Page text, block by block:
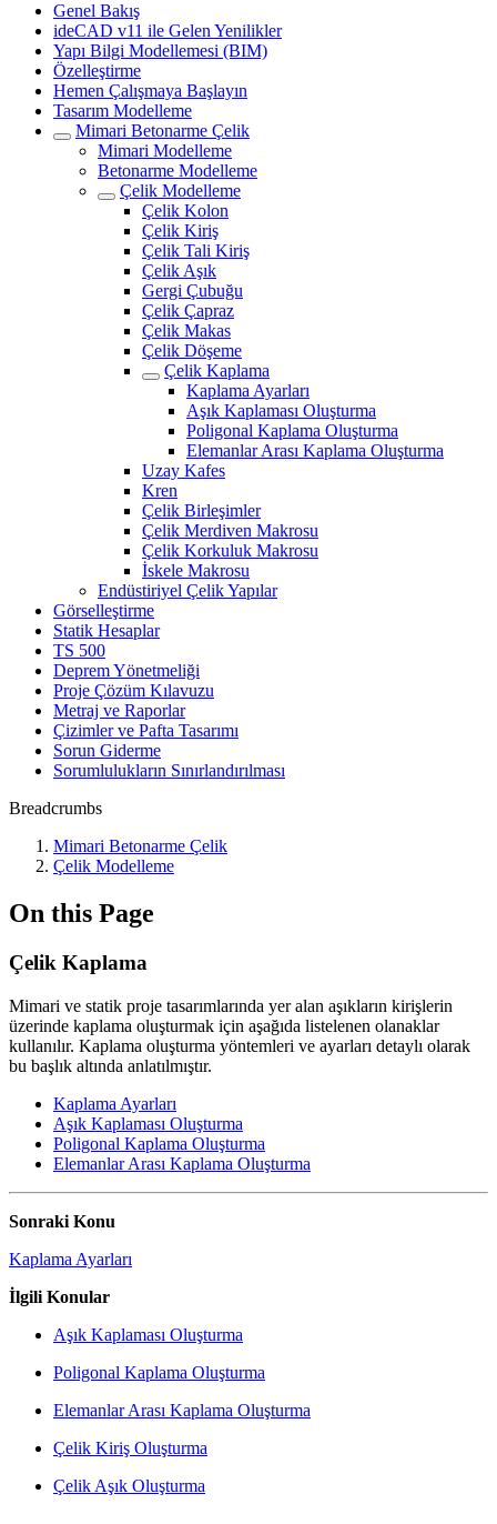
Genel Bakış
ideCAD v11 ile Gelen Yenilikler
Yapı Bilgi Modellemesi (BIM)
Özelleştirme
Hemen Çalışmaya Başlayın
Tasarım Modelleme
Mimari Betonarme Çelik
Mimari Modelleme
Betonarme Modelleme
Çelik Modelleme
Çelik Kolon
Çelik Kiriş
Çelik Tali Kiriş
Çelik Aşık
Gergi Çubuğu
Çelik Çapraz
Çelik Makas
Çelik Döşeme
Çelik Kaplama
Kaplama Ayarları
Aşık Kaplaması Oluşturma
Poligonal Kaplama Oluşturma
Elemanlar Arası Kaplama Oluşturma
Uzay Kafes
Kren
Çelik Birleşimler
Çelik Merdiven Makrosu
Çelik Korkuluk Makrosu
İskele Makrosu
Endüstiriyel Çelik Yapılar
Görselleştirme
Statik Hesaplar
TS 500
Deprem Yönetmeliği
Proje Çözüm Kılavuzu
Metraj ve Raporlar
Çizimler ve Pafta Tasarımı
Sorun Giderme
Sorumlulukların Sınırlandırılması
Breadcrumbs
Mimari Betonarme Çelik
Çelik Modelleme
On this Page
Çelik Kaplama
Mimari ve statik proje tasarımlarında yer alan aşıkların kirişlerin
üzerinde kaplama oluşturmak için aşağıda listelenen olanaklar
kullanılır. Kaplama oluşturma yöntemleri ve ayarları detaylı olarak
bu başlık altında anlatılmıştır.
Kaplama Ayarları
Aşık Kaplaması Oluşturma
Poligonal Kaplama Oluşturma
Elemanlar Arası Kaplama Oluşturma
Sonraki Konu
Kaplama Ayarları
İlgili Konular
Aşık Kaplaması Oluşturma
Poligonal Kaplama Oluşturma
Elemanlar Arası Kaplama Oluşturma
Çelik Kiriş Oluşturma
Çelik Aşık Oluşturma